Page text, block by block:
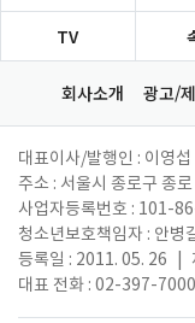
TV
회사소개 광고/
대표이사/발행인 : 이영섭
주소 : 서울시 종로구 종
사업자등록번호 : 101-
청소년보호책임자 : 안병
등록일 : 2011. 05. 26
대표 전화 : 02-397-7000